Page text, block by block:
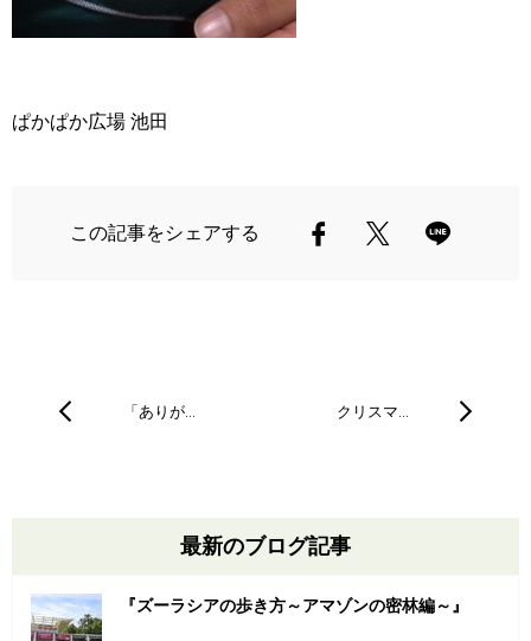
ぱかぱか広場 池田
この記事をシェアする
「ありが… クリスマ…
最新のブログ記事
『ズーラシアの歩き方～アマゾンの密林編～』